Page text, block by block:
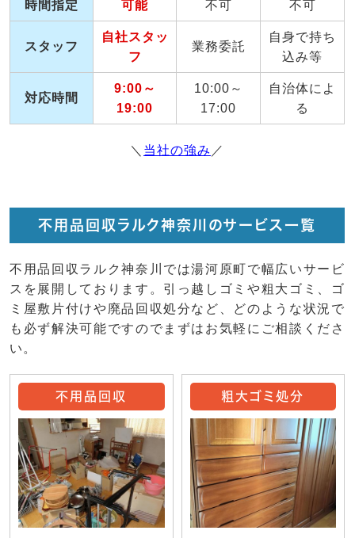
時間指定 可能 不可 不可
スタッフ
自社スタッ
フ
業務委託
自身で持ち
込み等
対応時間
9:00～
19:00
10:00～
17:00
自治体によ
る
＼ 当社の強み ／
不用品回収ラルク神奈川のサービス一覧
不用品回収ラルク神奈川では湯河原町で幅広いサービ
スを展開しております。引っ越しゴミや粗大ゴミ、ゴ
ミ屋敷片付けや廃品回収処分など、どのような状況で
も必ず解決可能ですのでまずはお気軽にご相談くださ
い。
不用品回収 粗大ゴミ処分